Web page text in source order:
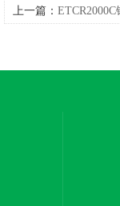
上一篇：